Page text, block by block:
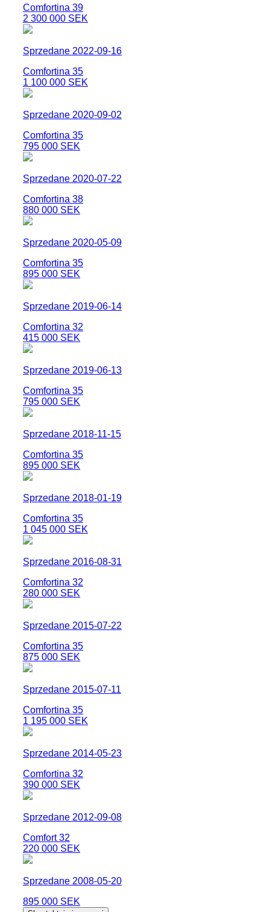
Comfortina 39
2 300 000 SEK
Sprzedane 2022-09-16
Comfortina 35
1 100 000 SEK
Sprzedane 2020-09-02
Comfortina 35
795 000 SEK
Sprzedane 2020-07-22
Comfortina 38
880 000 SEK
Sprzedane 2020-05-09
Comfortina 35
895 000 SEK
Sprzedane 2019-06-14
Comfortina 32
415 000 SEK
Sprzedane 2019-06-13
Comfortina 35
795 000 SEK
Sprzedane 2018-11-15
Comfortina 35
895 000 SEK
Sprzedane 2018-01-19
Comfortina 35
1 045 000 SEK
Sprzedane 2016-08-31
Comfortina 32
280 000 SEK
Sprzedane 2015-07-22
Comfortina 35
875 000 SEK
Sprzedane 2015-07-11
Comfortina 35
1 195 000 SEK
Sprzedane 2014-05-23
Comfortina 32
390 000 SEK
Sprzedane 2012-09-08
Comfort 32
220 000 SEK
Sprzedane 2008-05-20
895 000 SEK